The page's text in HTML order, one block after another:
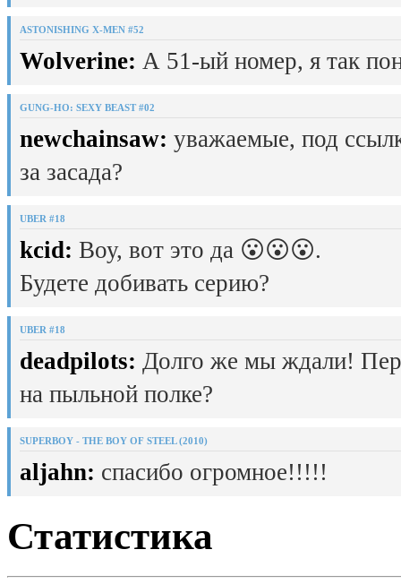
ASTONISHING X-MEN #52
Wolverine: А 51-ый номер, я так
GUNG-HO: SEXY BEAST #02
newchainsaw: уважаемые, под
за засада?
UBER #18
kcid: Воу, вот это да 😮😮😮.
Будете добивать серию?
UBER #18
deadpilots: Долго же мы ждали!
на пыльной полке?
SUPERBOY - THE BOY OF STEEL (2010)
aljahn: спасибо огромное!!!!!
Статистика